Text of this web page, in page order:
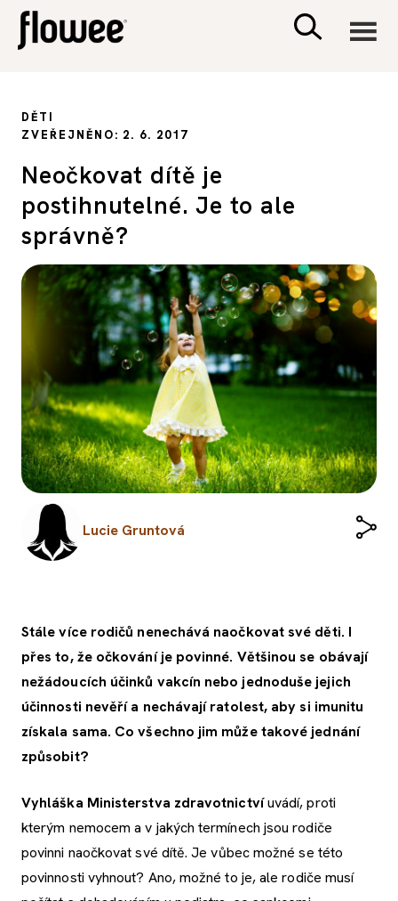
PSYCHOLOGIE
SEX A VZTAHY
PORADNA
DĚTI
ZVEŘEJNĚNO: 2. 6. 2017
Neočkovat dítě je
postihnutelné. Je to ale
správně?
Lucie Gruntová
Stále více rodičů nenechává naočkovat své děti. I
přes to, že očkování je povinné. Většinou se obávají
nežádoucích účinků vakcín nebo jednoduše jejich
účinnosti nevěří a nechávají ratolest, aby si imunitu
získala sama. Co všechno jim může takové jednání
způsobit?
Vyhláška Ministerstva zdravotnictvíuvádí, proti
kterým nemocem a v jakých termínech jsou rodiče
povinni naočkovat své dítě. Je vůbec možné se této
povinnosti vyhnout? Ano, možné to je, ale rodiče musí